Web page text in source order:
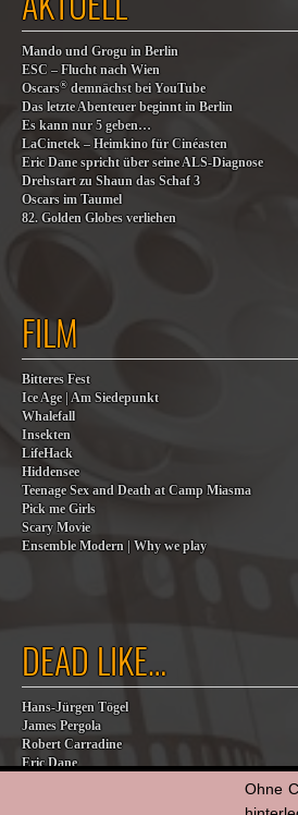
Mando und Grogu in Berlin
ESC – Flucht nach Wien
Oscars®demnächst bei YouTube
Das letzte Abenteuer beginnt in Berlin
Es kann nur 5 geben…
LaCinetek – Heimkino für Cinéasten
Eric Dane spricht über seine ALS-Diagnose
Drehstart zu Shaun das Schaf 3
Oscars im Taumel
82. Golden Globes verliehen
FILM
Bitteres Fest
Ice Age | Am Siedepunkt
Whalefall
Insekten
LifeHack
Hiddensee
Teenage Sex and Death at Camp Miasma
Pick me Girls
Scary Movie
Ensemble Modern | Why we play
DEAD LIKE…
Hans-Jürgen Tögel
James Pergola
Robert Carradine
Eric Dane
Ohne